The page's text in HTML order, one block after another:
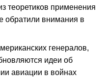
теоретиков применения
обратили внимания в
генералов,
идеи об
авиации в войнах